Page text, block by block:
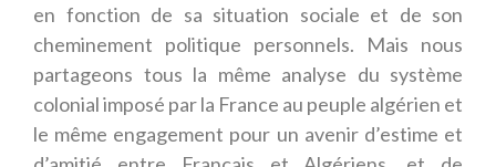
en fonction de sa situation sociale et de son
cheminement politique personnels. Mais nous
partageons tous la même analyse du système
colonial imposé par la France au peuple algérien et
le même engagement pour un avenir d’estime et